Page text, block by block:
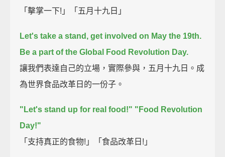
「擊掌一下!」「五月十九日」
Let's take a stand, get involved on May the 19th.
Be a part of the Global Food Revolution Day.
讓我們表達自己的立場，實際參與，五月十九日。成
為世界食品改革日的一份子。
"Let's stand up for real food!" "Food Revolution
Day!"
「支持真正的食物!」「食品改革日!」